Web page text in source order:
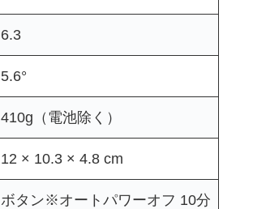
6.3
5.6°
410g（電池除く）
12 × 10.3 × 4.8 cm
ボタン※オートパワーオフ 10分